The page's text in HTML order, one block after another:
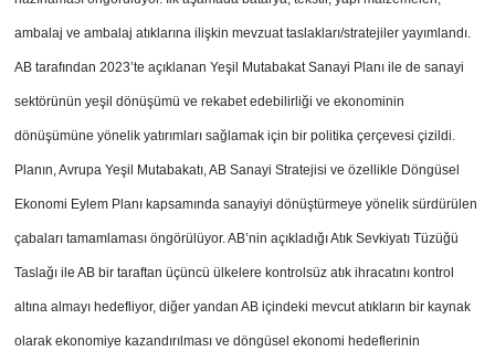
ambalaj ve ambalaj atıklarına ilişkin mevzuat taslakları/stratejiler yayımlandı.
AB tarafından 2023’te açıklanan Yeşil Mutabakat Sanayi Planı ile de sanayi
sektörünün yeşil dönüşümü ve rekabet edebilirliği ve ekonominin
dönüşümüne yönelik yatırımları sağlamak için bir politika çerçevesi çizildi.
Planın, Avrupa Yeşil Mutabakatı, AB Sanayi Stratejisi ve özellikle Döngüsel
Ekonomi Eylem Planı kapsamında sanayiyi dönüştürmeye yönelik sürdürülen
çabaları tamamlaması öngörülüyor. AB’nin açıkladığı Atık Sevkiyatı Tüzüğü
Taslağı ile AB bir taraftan üçüncü ülkelere kontrolsüz atık ihracatını kontrol
altına almayı hedefliyor, diğer yandan AB içindeki mevcut atıkların bir kaynak
olarak ekonomiye kazandırılması ve döngüsel ekonomi hedeflerinin